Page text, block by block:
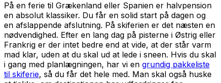
På en ferie til Grækenland eller Spanien er halvpension
en absolut klassiker. Du får en solid start på dagen og
en afslappende afslutning. På skiferien er det næsten en
nødvendighed. Efter en lang dag på pisterne i Østrig eller
Frankrig er der intet bedre end at vide, at der står varm
mad klar, uden at du skal ud at lede i sneen. Hvis du skal
i gang med planlægningen, har vi en grundig pakkeliste
til skiferie, så du får det hele med. Man skal også huske